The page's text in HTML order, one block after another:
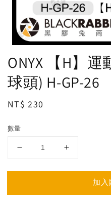
ONYX 【H】
球頭) H-GP-26
Regular
NT$ 230
數量
加入